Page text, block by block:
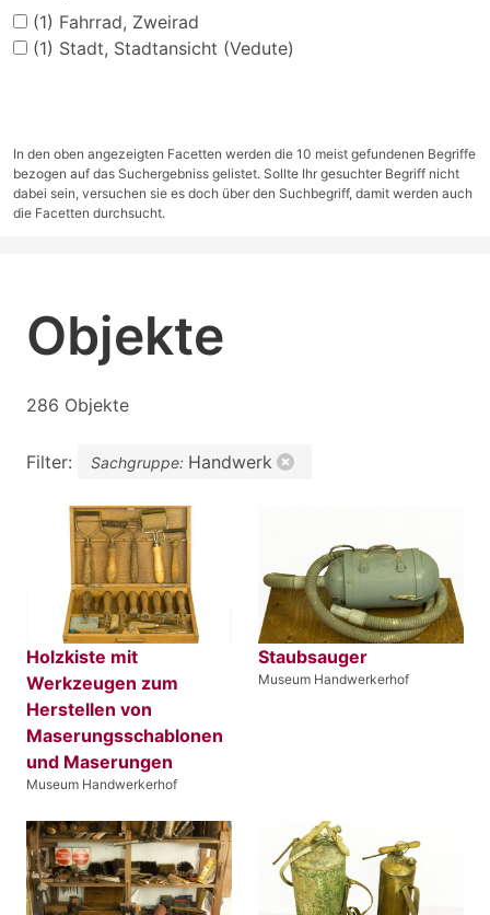
(1) Fahrrad, Zweirad
(1) Stadt, Stadtansicht (Vedute)
In den oben angezeigten Facetten werden die 10 meist gefundenen Begriffe
bezogen auf das Suchergebniss gelistet. Sollte Ihr gesuchter Begriff nicht
dabei sein, versuchen sie es doch über den Suchbegriff, damit werden auch
die Facetten durchsucht.
Objekte
286 Objekte
Filter: Sachgruppe: Handwerk
Holzkiste mit
Werkzeugen zum
Herstellen von
Maserungsschablonen
und Maserungen
Museum Handwerkerhof
Staubsauger
Museum Handwerkerhof